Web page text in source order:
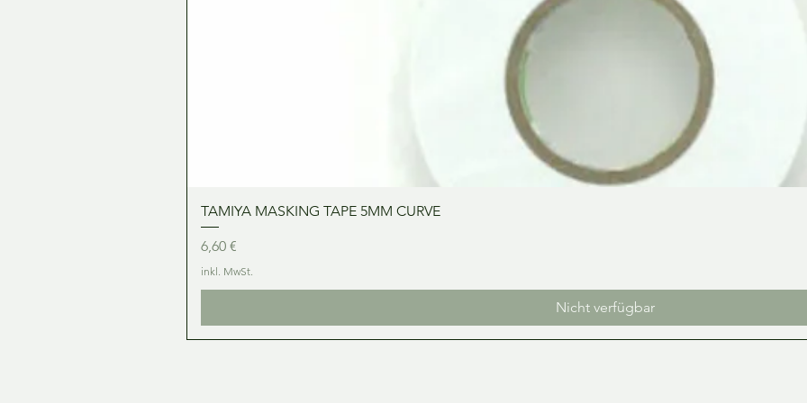
TAMIYA MASKING TAPE 5MM CURVE
Preis
6,60 €
inkl. MwSt.
Nicht verfügbar